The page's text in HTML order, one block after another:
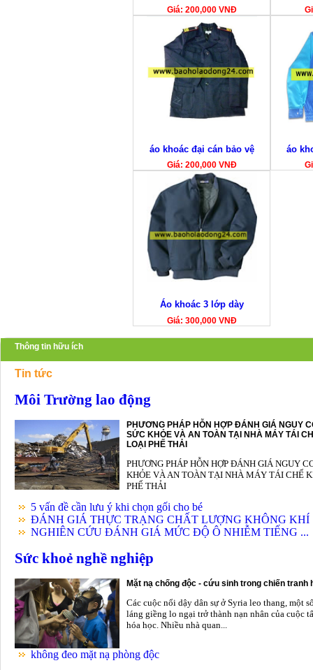
Giá: 200,000 VNĐ
áo khoác đại cán bảo vệ
Giá: 200,000 VNĐ
áo
Áo khoác 3 lớp dày
Giá: 300,000 VNĐ
Thông tin hữu ích
Tin tức
Môi Trường lao động
PHƯƠNG PHÁP HỖN HỢP ĐÁNH GIÁ NGUY
SỨC KHỎE VÀ AN TOÀN TẠI NHÀ MÁY TÁI
LOẠI PHẾ THẢI
PHƯƠNG PHÁP HỖN HỢP ĐÁNH GIÁ NGUY
KHỎE VÀ AN TOÀN TẠI NHÀ MÁY TÁI CHẾ
PHẾ THẢI
5 vấn đề cần lưu ý khi chọn gối cho bé
ĐÁNH GIÁ THỰC TRẠNG CHẤT LƯỢNG KHÔNG KHÍ
NGHIÊN CỨU ĐÁNH GIÁ MỨC ĐỘ Ô NHIỄM TIẾNG ...
Sức khoẻ nghề nghiệp
Mặt nạ chống độc - cứu sinh trong chiến tranh
Các cuộc nổi dậy dân sự ở Syria leo thang, một
láng giềng lo ngại trở thành nạn nhân của cuộc
hóa học. Nhiều nhà quan...
không đeo mặt nạ phòng độc